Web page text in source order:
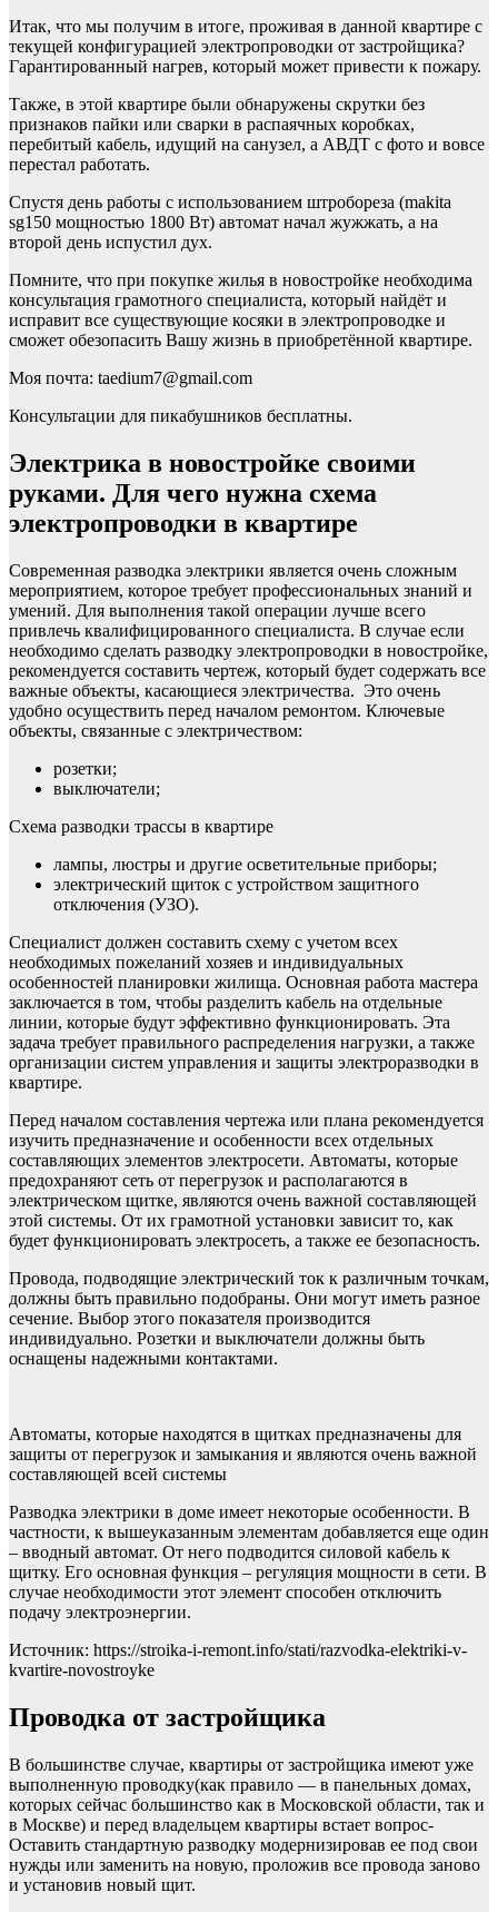
Итак, что мы получим в итоге, проживая в данной квартире с
текущей конфигурацией электропроводки от застройщика?
Гарантированный нагрев, который может привести к пожару.
Также, в этой квартире были обнаружены скрутки без
признаков пайки или сварки в распаячных коробках,
перебитый кабель, идущий на санузел, а АВДТ с фото и вовсе
перестал работать.
Спустя день работы с использованием штробореза (makita
sg150 мощностью 1800 Вт) автомат начал жужжать, а на
второй день испустил дух.
Помните, что при покупке жилья в новостройке необходима
консультация грамотного специалиста, который найдёт и
исправит все существующие косяки в электропроводке и
сможет обезопасить Вашу жизнь в приобретённой квартире.
Моя почта: taedium7@gmail.com
Консультации для пикабушников бесплатны.
Электрика в новостройке своими
руками. Для чего нужна схема
электропроводки в квартире
Современная разводка электрики является очень сложным
мероприятием, которое требует профессиональных знаний и
умений. Для выполнения такой операции лучше всего
привлечь квалифицированного специалиста. В случае если
необходимо сделать разводку электропроводки в новостройке,
рекомендуется составить чертеж, который будет содержать все
важные объекты, касающиеся электричества. Это очень
удобно осуществить перед началом ремонтом. Ключевые
объекты, связанные с электричеством:
розетки;
выключатели;
Схема разводки трассы в квартире
лампы, люстры и другие осветительные приборы;
электрический щиток с устройством защитного
отключения (УЗО).
Специалист должен составить схему с учетом всех
необходимых пожеланий хозяев и индивидуальных
особенностей планировки жилища. Основная работа мастера
заключается в том, чтобы разделить кабель на отдельные
линии, которые будут эффективно функционировать. Эта
задача требует правильного распределения нагрузки, а также
организации систем управления и защиты электроразводки в
квартире.
Перед началом составления чертежа или плана рекомендуется
изучить предназначение и особенности всех отдельных
составляющих элементов электросети. Автоматы, которые
предохраняют сеть от перегрузок и располагаются в
электрическом щитке, являются очень важной составляющей
этой системы. От их грамотной установки зависит то, как
будет функционировать электросеть, а также ее безопасность.
Провода, подводящие электрический ток к различным точкам,
должны быть правильно подобраны. Они могут иметь разное
сечение. Выбор этого показателя производится
индивидуально. Розетки и выключатели должны быть
оснащены надежными контактами.
Автоматы, которые находятся в щитках предназначены для
защиты от перегрузок и замыкания и являются очень важной
составляющей всей системы
Разводка электрики в доме имеет некоторые особенности. В
частности, к вышеуказанным элементам добавляется еще один
– вводный автомат. От него подводится силовой кабель к
щитку. Его основная функция – регуляция мощности в сети. В
случае необходимости этот элемент способен отключить
подачу электроэнергии.
Источник: https://stroika-i-remont.info/stati/razvodka-elektriki-v-
kvartire-novostroyke
Проводка от застройщика
В большинстве случае, квартиры от застройщика имеют уже
выполненную проводку(как правило — в панельных домах,
которых сейчас большинство как в Московской области, так и
в Москве) и перед владельцем квартиры встает вопрос-
Оставить стандартную разводку модернизировав ее под свои
нужды или заменить на новую, проложив все провода заново
и установив новый щит.